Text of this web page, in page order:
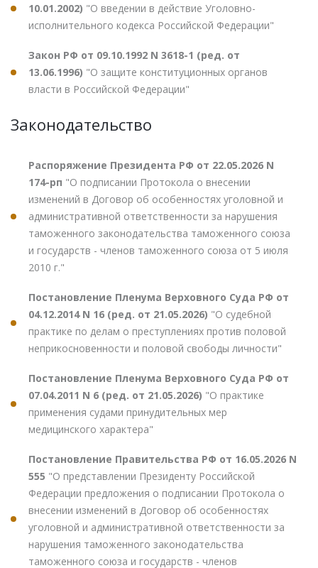
10.01.2002) "О введении в действие Уголовно-
исполнительного кодекса Российской Федерации"
Закон РФ от 09.10.1992 N 3618-1 (ред. от
13.06.1996) "О защите конституционных органов
власти в Российской Федерации"
Законодательство
Распоряжение Президента РФ от 22.05.2026 N
174-рп "О подписании Протокола о внесении
изменений в Договор об особенностях уголовной и
административной ответственности за нарушения
таможенного законодательства таможенного союза
и государств - членов таможенного союза от 5 июля
2010 г."
Постановление Пленума Верховного Суда РФ от
04.12.2014 N 16 (ред. от 21.05.2026) "О судебной
практике по делам о преступлениях против половой
неприкосновенности и половой свободы личности"
Постановление Пленума Верховного Суда РФ от
07.04.2011 N 6 (ред. от 21.05.2026) "О практике
применения судами принудительных мер
медицинского характера"
Постановление Правительства РФ от 16.05.2026 N
555 "О представлении Президенту Российской
Федерации предложения о подписании Протокола о
внесении изменений в Договор об особенностях
уголовной и административной ответственности за
нарушения таможенного законодательства
таможенного союза и государств - членов